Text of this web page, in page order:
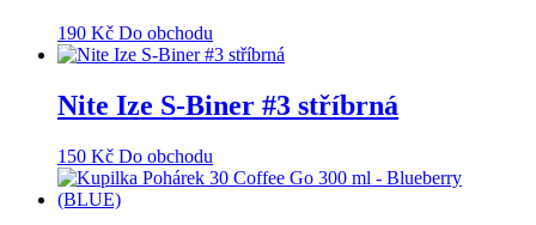
190 Kč Do obchodu
Nite Ize S-Biner #3 stříbrná
150 Kč Do obchodu